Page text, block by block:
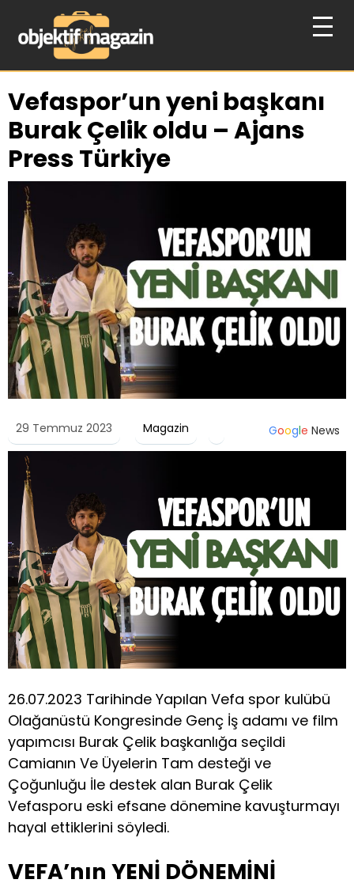
Vefaspor’un yeni başkanı
Burak Çelik oldu – Ajans
Press Türkiye
29 Temmuz 2023 Magazin Google News
26.07.2023 Tarihinde Yapılan Vefa spor kulübü
Olağanüstü Kongresinde Genç İş adamı ve film
yapımcısı Burak Çelik başkanlığa seçildi
Camianın Ve Üyelerin Tam desteği ve
Çoğunluğu İle destek alan Burak Çelik
Vefasporu eski efsane dönemine kavuşturmayı
hayal ettiklerini söyledi.
VEFA’nın YENİ DÖNEMİNİ